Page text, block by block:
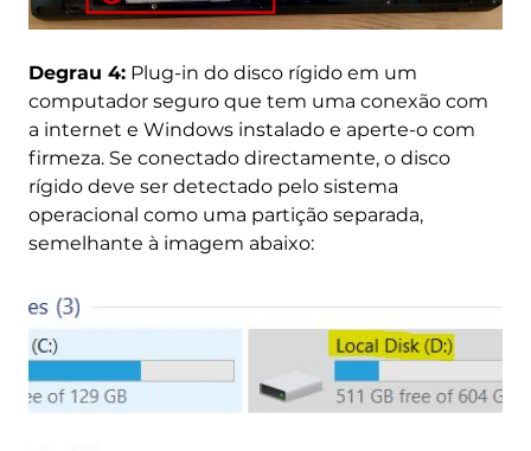
Degrau 4:Plug-in do disco rígido em um
computador seguro que tem uma conexão com
a internet e Windows instalado e aperte-o com
firmeza. Se conectado directamente, o disco
rígido deve ser detectado pelo sistema
operacional como uma partição separada,
semelhante à imagem abaixo:
Petya